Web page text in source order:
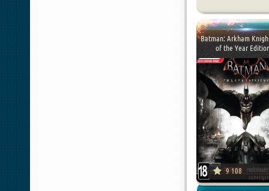
Batman: Arkham
of the Year
9 108